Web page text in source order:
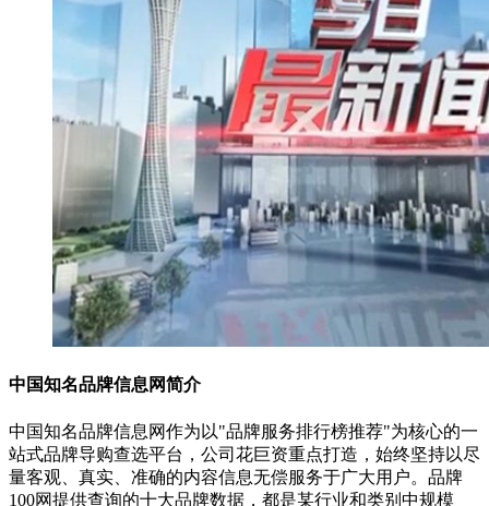
中国知名品牌信息网简介
中国知名品牌信息网作为以"品牌服务排行榜推荐"为核心的一
站式品牌导购查选平台，公司花巨资重点打造，始终坚持以尽
量客观、真实、准确的内容信息无偿服务于广大用户。品牌
100网提供查询的十大品牌数据，都是某行业和类别中规模